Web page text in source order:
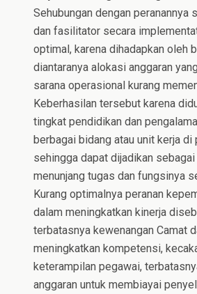
Sehubungan dengan peranannya
dan fasilitator secara
optimal, karena dihadapkan oleh
diantaranya alokasi anggaran
sarana operasional kurang
Keberhasilan tersebut karena
tingkat pendidikan dan
berbagai bidang atau unit kerja di
sehingga dapat dijadikan
menunjang tugas dan fungsinya
Kurang optimalnya peranan
dalam meningkatkan kinerja
terbatasnya kewenangan Camat
meningkatkan kompetensi,
keterampilan pegawai,
anggaran untuk membiayai